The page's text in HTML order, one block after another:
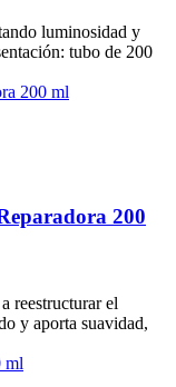
luminosidad y
tubo de 200
200
reestructurar el
y aporta suavidad,